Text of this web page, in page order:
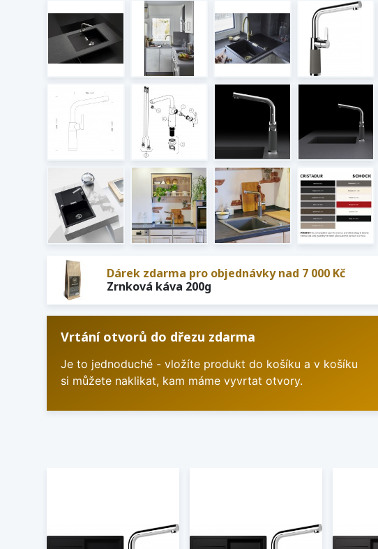
Dárek zdarma pro objednávky nad 7 000 Kč
Zrnková káva 200g
Vrtání otvorů do dřezu zdarma
Je to jednoduché - vložíte produkt do košíku a v košíku
si můžete naklikat, kam máme vyvrtat otvory.